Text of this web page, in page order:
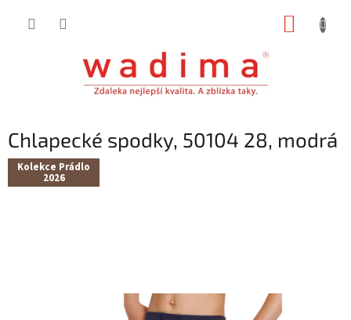
Chlapecké spodky, 50104 28, modrá
Kolekce Prádlo
2026